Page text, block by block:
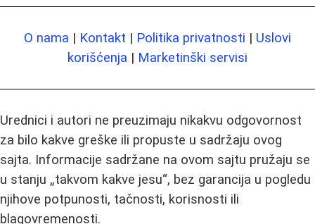
O nama | Kontakt | Politika privatnosti | Uslovi
korišćenja | Marketinški servisi
Urednici i autori ne preuzimaju nikakvu odgovornost
za bilo kakve greške ili propuste u sadržaju ovog
sajta. Informacije sadržane na ovom sajtu pružaju se
u stanju „takvom kakve jesu“, bez garancija u pogledu
njihove potpunosti, tačnosti, korisnosti ili
blagovremenosti.